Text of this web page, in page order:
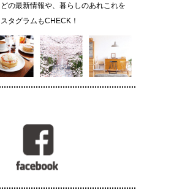
の最新情報や、暮らしのあれこれを
タグラムもCHECK！